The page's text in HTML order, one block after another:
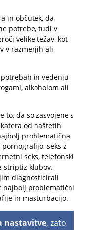
in občutek, da
potrebe, tudi v
velike težav, kot
v razmerjih ali
in vedenju
alkoholom ali
to, da so zasvojene s
od naštetih
problematična
seks z
seks, telefonski
striptiz klubov.
diagnosticirali
najbolj problematični
in masturbacijo.
nastavitve, zato